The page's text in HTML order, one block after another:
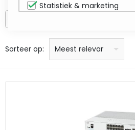
Sorteer op: prijs: laag naar hoog
prijs: Hoog naar laag
Alfabetisch: A - Z
Alfabetisch: Z - A
Fabricant
Meest relevant
Statistiek & marketing